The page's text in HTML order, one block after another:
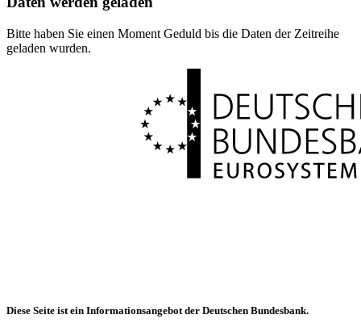
Bitte haben Sie einen Moment Geduld bis die Daten der Zeitreihe
geladen wurden.
Diese Seite ist ein Informationsangebot der Deutschen Bundesbank.